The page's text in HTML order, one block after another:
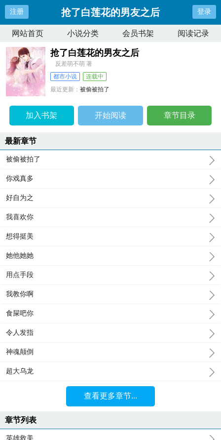
注册 抢了白莲花的男友之后 登录
网站首页 小说分类 会员书架 阅读记录
抢了白莲花的男友之后
反差萌不萌 著
都市小说
连载中
最近更新：被偷被拍了
加入书架 开始阅读 章节目录
最新章节
被偷被拍了
你戏真多
好自为之
我喜欢你
想得挺美
她他她她
用点手段
我教你啊
食屎吧你
令人发指
神魂颠倒
超大乌龙
查看更多章节...
章节列表
英雄救美